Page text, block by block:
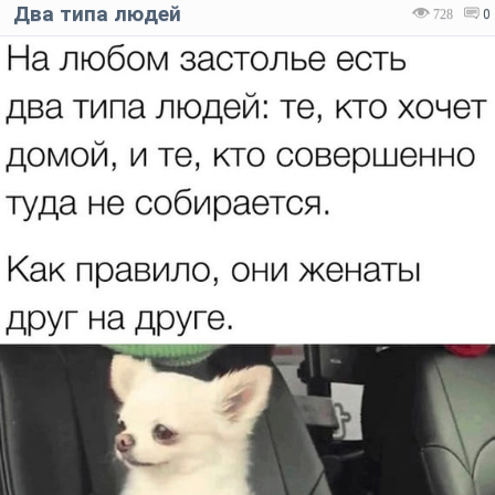
728 0
Два типа людей